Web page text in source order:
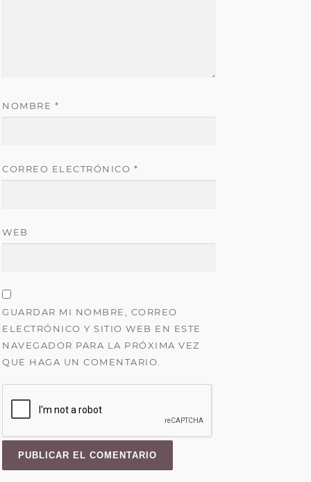
NOMBRE *
CORREO ELECTRÓNICO *
WEB
GUARDAR MI NOMBRE, CORREO
ELECTRÓNICO Y SITIO WEB EN ESTE
NAVEGADOR PARA LA PRÓXIMA VEZ
QUE HAGA UN COMENTARIO.